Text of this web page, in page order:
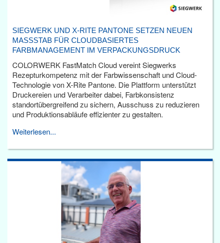
SIEGWERK UND X-RITE PANTONE SETZEN NEUEN
MASSSTAB FÜR CLOUDBASIERTES F
ARBMANAGEMENT IM VERPACKUNGSDRUCK
COLORWERK FastMatch Cloud vereint Siegwerks
Rezepturkompetenz mit der Farbwissenschaft und Cloud-
Technologie von X-Rite Pantone. Die Plattform unterstützt
Druckereien und Verarbeiter dabei, Farbkonsistenz
standortübergreifend zu sichern, Ausschuss zu reduzieren
und Produktionsabläufe effizienter zu gestalten.
Weiterlesen...